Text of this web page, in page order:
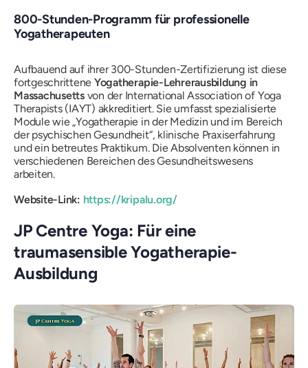
800-Stunden-Programm für professionelle
Yogatherapeuten
Aufbauend auf ihrer 300-Stunden-Zertifizierung ist diese
fortgeschrittene Yogatherapie-Lehrerausbildung in
Massachusettsvon der International Association of Yoga
Therapists (IAYT) akkreditiert. Sie umfasst spezialisierte
Module wie „Yogatherapie in der Medizin und im Bereich
der psychischen Gesundheit“, klinische Praxiserfahrung
und ein betreutes Praktikum. Die Absolventen können in
verschiedenen Bereichen des Gesundheitswesens
arbeiten.
Website-Link: https://kripalu.org/
JP Centre Yoga: Für eine
traumasensible Yogatherapie-
Ausbildung